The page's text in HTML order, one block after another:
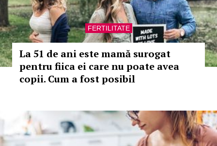
FERTILITATE
La 51 de ani este mamă surogat
pentru fiica ei care nu poate avea
copii. Cum a fost posibil